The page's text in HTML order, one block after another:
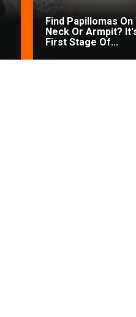
Find Papillomas On
Neck Or Armpit?
First Stage Of...